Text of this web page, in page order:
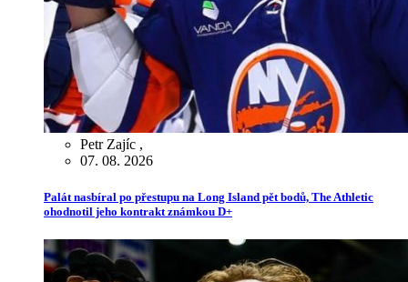
Petr Zajíc ,
07. 08. 2026
Palát nasbíral po přestupu na Long Island pět bodů, The Athletic
ohodnotil jeho kontrakt známkou D+